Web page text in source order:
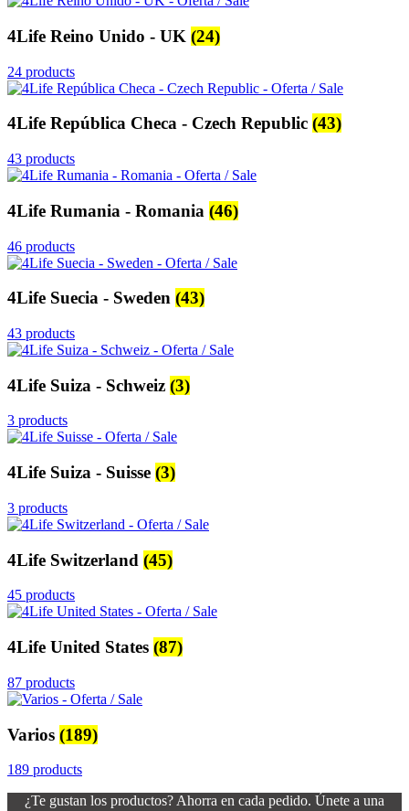
4Life Reino Unido - UK (24)
24 products
4Life República Checa - Czech Republic (43)
43 products
4Life Rumania - Romania (46)
46 products
4Life Suecia - Sweden (43)
43 products
4Life Suiza - Schweiz (3)
3 products
4Life Suiza - Suisse (3)
3 products
4Life Switzerland (45)
45 products
4Life United States (87)
87 products
Varios (189)
189 products
¿Te gustan los productos? Ahorra en cada pedido. Únete a una